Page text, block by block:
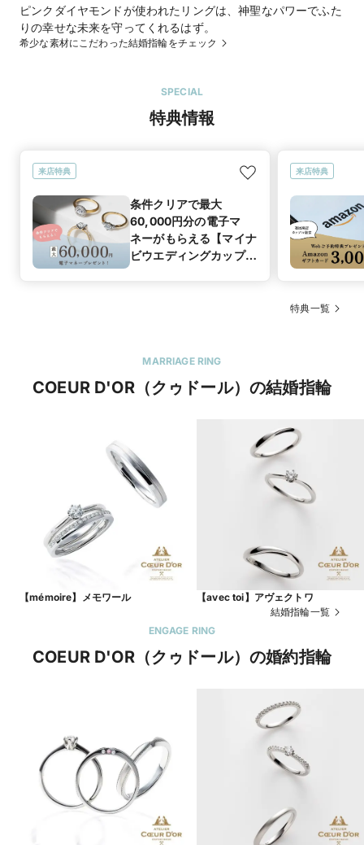
ピンクダイヤモンドが使われたリングは、神聖なパワーでふた
りの幸せな未来を守ってくれるはず。
希少な素材にこだわった結婚指輪をチェック
SPECIAL
特典情報
来店特典
条件クリアで最大
60,000円分の電子マ
ネーがもらえる【マイナ
ビウエディングカップル
来店特典
特典一覧
MARRIAGE RING
COEUR D'OR（クゥドール）の結婚指輪
【mémoire】メモワール
【avec toi】アヴェクトワ
結婚指輪一覧
ENGAGE RING
COEUR D'OR（クゥドール）の婚約指輪